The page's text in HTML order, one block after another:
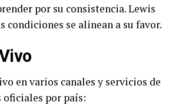
por su consistencia. Lewis
se alinean a su favor.
en varios canales y servicios de
oficiales por país: